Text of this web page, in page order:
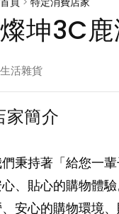
燦坤3C
生活雜貨
家簡介
秉持著「給您一
、貼心的購物體
安心的購物環境